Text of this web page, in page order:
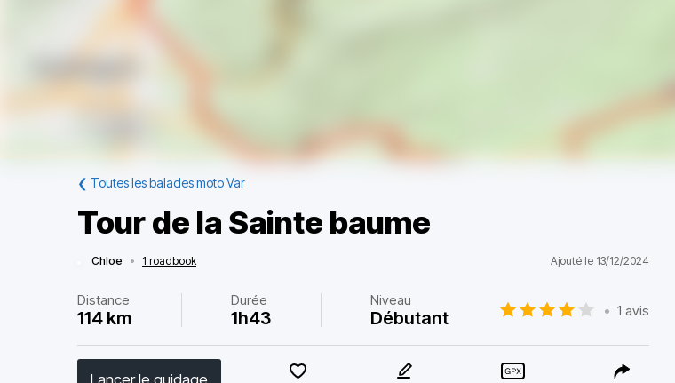
❮ Toutes les balades moto Var
Tour de la Sainte baume
Chloe • 1 roadbook Ajouté le 13/12/2024
Distance
114 km
Durée
1h43
Niveau
Débutant • 1 avis
Lancer le guidage